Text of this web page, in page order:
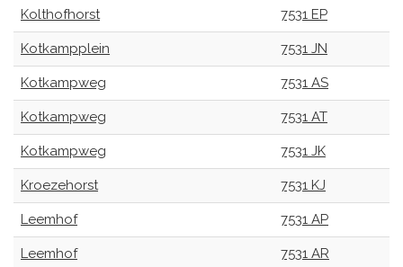
Kolthofhorst 7531 EP
Kotkampplein 7531 JN
Kotkampweg 7531 AS
Kotkampweg 7531 AT
Kotkampweg 7531 JK
Kroezehorst 7531 KJ
Leemhof 7531 AP
Leemhof 7531 AR